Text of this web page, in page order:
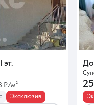
1 эт.
₽/м²
Эксклюзив